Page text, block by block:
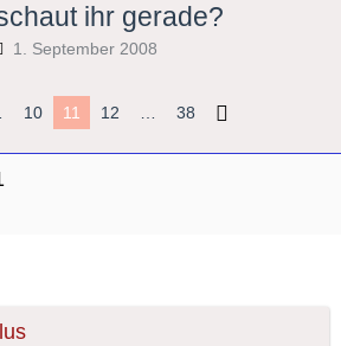
ihr gerade?
1. September 2008
10 11 12 … 38